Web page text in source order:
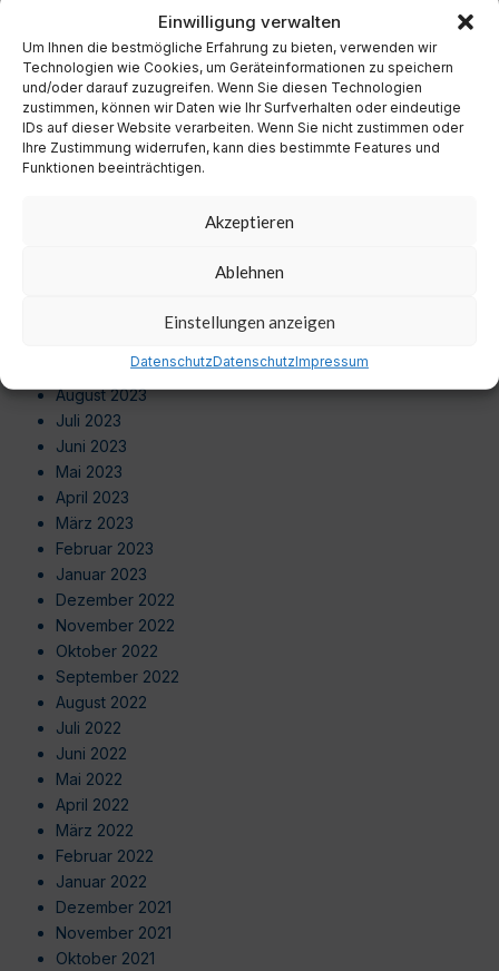
Einwilligung verwalten
Um Ihnen die bestmögliche Erfahrung zu bieten, verwenden wir
Technologien wie Cookies, um Geräteinformationen zu speichern
und/oder darauf zuzugreifen. Wenn Sie diesen Technologien
zustimmen, können wir Daten wie Ihr Surfverhalten oder eindeutige
IDs auf dieser Website verarbeiten. Wenn Sie nicht zustimmen oder
Ihre Zustimmung widerrufen, kann dies bestimmte Features und
Funktionen beeinträchtigen.
Akzeptieren
Ablehnen
Einstellungen anzeigen
DatenschutzDatenschutzImpressum
September 2024
August 2024
Juli 2024
Juni 2024
Mai 2024
November 2023
September 2023
August 2023
Juli 2023
Juni 2023
Mai 2023
April 2023
März 2023
Februar 2023
Januar 2023
Dezember 2022
November 2022
Oktober 2022
September 2022
August 2022
Juli 2022
Juni 2022
Mai 2022
April 2022
März 2022
Februar 2022
Januar 2022
Dezember 2021
November 2021
Oktober 2021